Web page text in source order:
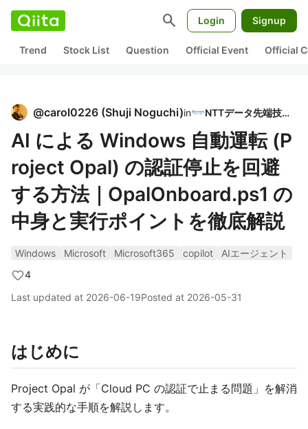
search Login Signup
Trend Stock List Question Official Event Official
@carol0226 (Shuji Noguchi)in NTTデータ先端技術
AI による Windows 自動運転 (P
roject Opal) の認証停止を回避
する方法｜OpalOnboard.ps1 の
中身と実行ポイントを徹底解説
Windows Microsoft Microsoft365 copilot
AIエージェント
4
Last updated at 2026-06-19Posted at 2026-05-31
はじめに
Project Opal が「Cloud PC の認証で止まる問題」を解消
する実践的な手順を解説します。